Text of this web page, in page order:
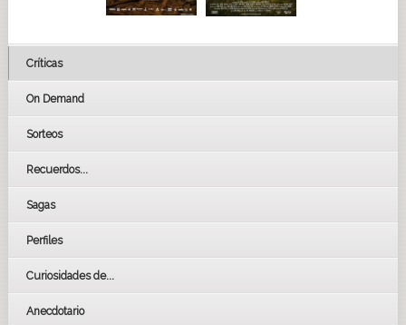
Críticas
On Demand
Sorteos
Recuerdos...
Sagas
Perfiles
Curiosidades de...
Anecdotario